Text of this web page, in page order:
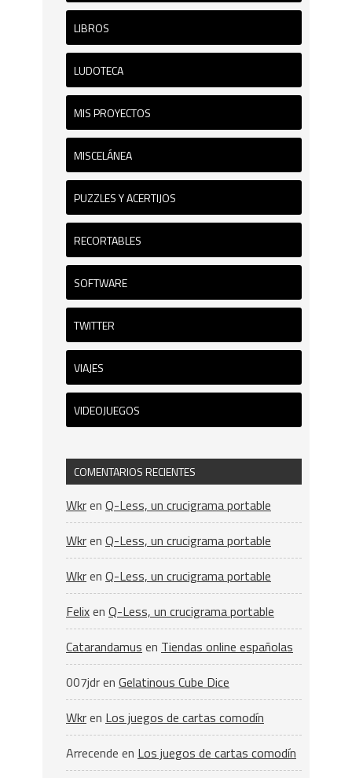
LIBROS
LUDOTECA
MIS PROYECTOS
MISCELÁNEA
PUZZLES Y ACERTIJOS
RECORTABLES
SOFTWARE
TWITTER
VIAJES
VIDEOJUEGOS
COMENTARIOS RECIENTES
Wkren Q-Less, un crucigrama portable
Wkren Q-Less, un crucigrama portable
Wkren Q-Less, un crucigrama portable
Felixen Q-Less, un crucigrama portable
Catarandamus en Tiendas online españolas
007jdren Gelatinous Cube Dice
Wkren Los juegos de cartas comodín
Arrecende en Los juegos de cartas comodín